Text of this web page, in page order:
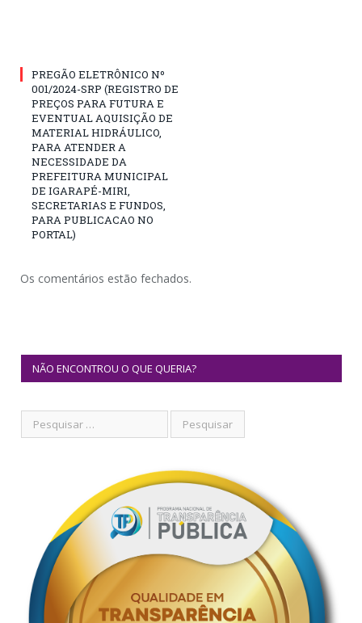
PREGÃO ELETRÔNICO Nº
001/2024-SRP (REGISTRO DE
PREÇOS PARA FUTURA E
EVENTUAL AQUISIÇÃO DE
MATERIAL HIDRÁULICO,
PARA ATENDER A
NECESSIDADE DA
PREFEITURA MUNICIPAL
DE IGARAPÉ-MIRI,
SECRETARIAS E FUNDOS,
PARA PUBLICACAO NO
PORTAL)
Os comentários estão fechados.
NÃO ENCONTROU O QUE QUERIA?